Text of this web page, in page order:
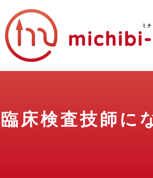
臨床検査技師に